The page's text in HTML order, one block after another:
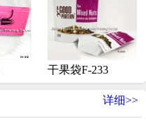
干果袋F-233
详细>>